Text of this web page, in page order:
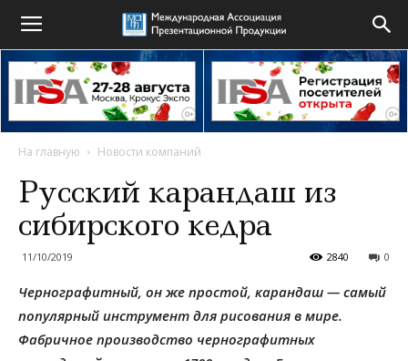
На главную Новости компаний
Русский карандаш из
сибирского кедра
11/10/2019 0
2840
Чернографитный, он же простой, карандаш — самый
популярный инструмент для рисования в мире.
Фабричное производство чернографитных